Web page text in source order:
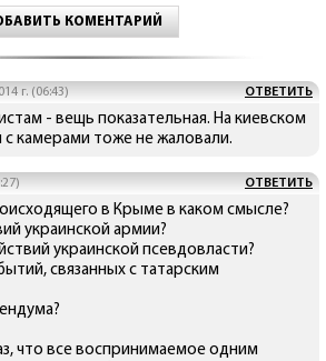
КОМЕНТАРИЙ
г. (06:43) ОТВЕТИТЬ
- вещь показательная. На киевском
камерами тоже не жаловали.
ОТВЕТИТЬ
в Крыме в каком смысле?
украинской армии?
украинской псевдовласти?
связанных с татарским
что все воспринимаемое одним